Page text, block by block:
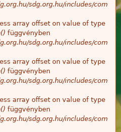
sdg.org.hu/includes/com
array offset on value of type
függvényben
sdg.org.hu/includes/com
array offset on value of type
függvényben
sdg.org.hu/includes/com
array offset on value of type
függvényben
sdg.org.hu/includes/com